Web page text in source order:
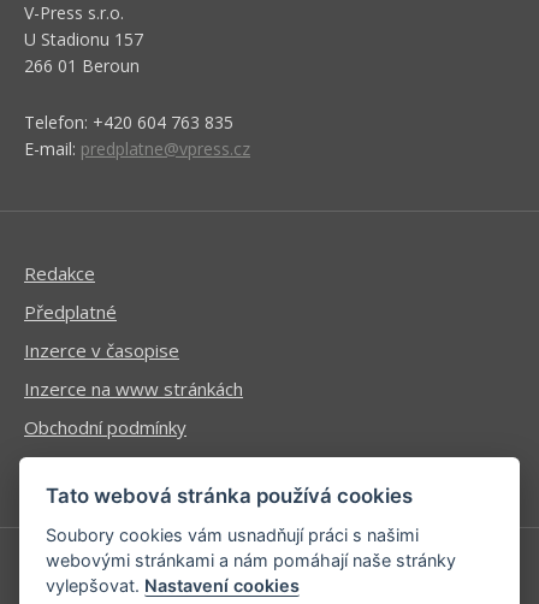
V-Press s.r.o.
U Stadionu 157
266 01 Beroun
Telefon: +420 604 763 835
E-mail: predplatne@vpress.cz
Redakce
Předplatné
Inzerce v časopise
Inzerce na www stránkách
Obchodní podmínky
Ochrana osobních údajů
Příhlášení | Registrace
Tato webová stránka používá cookies
Soubory cookies vám usnadňují práci s našimi
webovými stránkami a nám pomáhají naše stránky
vylepšovat. Nastavení cookies